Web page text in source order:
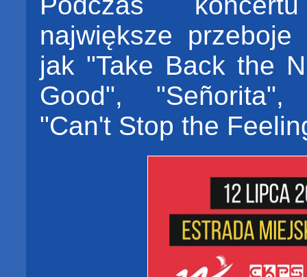
największe
jak "Take Back the
Good", "Señorita",
"Can't Stop the